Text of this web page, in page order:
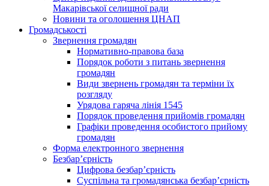
Макарівської селищної ради
Новини та оголошення ЦНАП
Громадськості
Звернення громадян
Нормативно-правова база
Порядок роботи з питань звернення
громадян
Види звернень громадян та терміни їх
розгляду
Урядова гаряча лінія 1545
Порядок проведення прийомів громадян
Графіки проведення особистого прийому
громадян
Форма електронного звернення
Безбар’єрність
Цифрова безбар’єрність
Суспільна та громадянська безбар’єрність